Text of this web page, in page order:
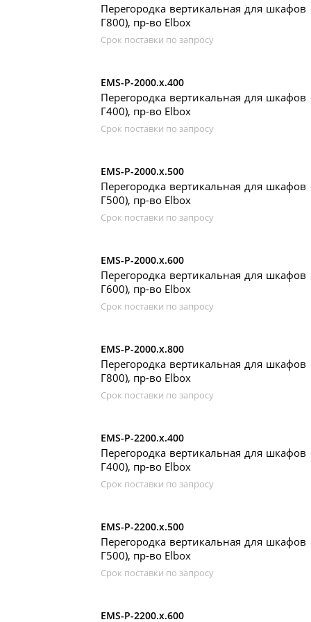
Перегородка вертикальная для шкафов
Г800), пр-во Elbox
Срок поставки по запросу
EMS-P-2000.x.400
Перегородка вертикальная для шкафов
Г400), пр-во Elbox
Срок поставки по запросу
EMS-P-2000.x.500
Перегородка вертикальная для шкафов
Г500), пр-во Elbox
Срок поставки по запросу
EMS-P-2000.x.600
Перегородка вертикальная для шкафов
Г600), пр-во Elbox
Срок поставки по запросу
EMS-P-2000.x.800
Перегородка вертикальная для шкафов
Г800), пр-во Elbox
Срок поставки по запросу
EMS-P-2200.x.400
Перегородка вертикальная для шкафов
Г400), пр-во Elbox
Срок поставки по запросу
EMS-P-2200.x.500
Перегородка вертикальная для шкафов
Г500), пр-во Elbox
Срок поставки по запросу
EMS-P-2200.x.600